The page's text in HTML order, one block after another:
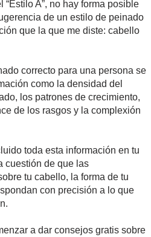
A”, no hay forma posible
de un estilo de peinado
que la que me diste: cabello
correcto para una persona se
como la densidad del
los patrones de crecimiento,
de los rasgos y la complexión
toda esta información en tu
cuestión de que las
tu cabello, la forma de tu
con precisión a lo que
a dar consejos gratis sobre